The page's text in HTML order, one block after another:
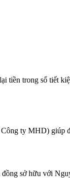
tiền trong sổ tiết
ty MHD) giúp
sở hữu với